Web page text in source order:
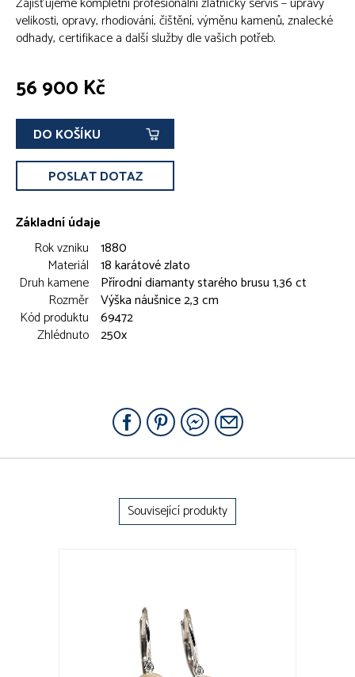
velikosti, opravy, rhodiování, čištění, výměnu kamenů, znalecké
odhady, certifikace a další služby dle vašich potřeb.
56 900 Kč
DO KOŠÍKU
POSLAT DOTAZ
Základní údaje
Rok vzniku 1880
Materiál 18 karátové zlato
Druh kamene Přírodní diamanty starého brusu 1,36 ct
Rozměr Výška náušnice 2,3 cm
Kód produktu 69472
Zhlédnuto 250x
Související produkty